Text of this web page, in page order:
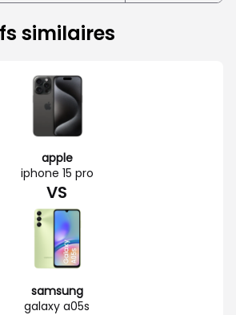
similaires
apple
iphone 15 pro
VS
samsung
galaxy a05s